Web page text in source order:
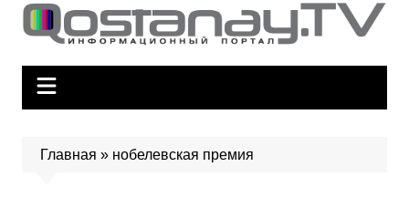
Главная » нобелевская премия